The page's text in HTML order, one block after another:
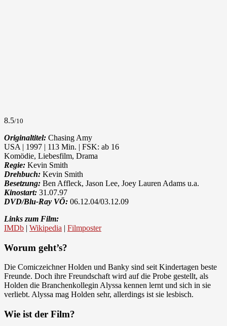
8.5/10
Originaltitel: Chasing Amy
USA | 1997 | 113 Min. | FSK: ab 16
Komödie, Liebesfilm, Drama
Regie: Kevin Smith
Drehbuch: Kevin Smith
Besetzung: Ben Affleck, Jason Lee, Joey Lauren Adams u.a.
Kinostart: 31.07.97
DVD/Blu-Ray VÖ: 06.12.04/03.12.09
Links zum Film:
IMDb | Wikipedia | Filmposter
Worum geht’s?
Die Comiczeichner Holden und Banky sind seit Kindertagen beste
Freunde. Doch ihre Freundschaft wird auf die Probe gestellt, als
Holden die Branchenkollegin Alyssa kennen lernt und sich in sie
verliebt. Alyssa mag Holden sehr, allerdings ist sie lesbisch.
Wie ist der Film?